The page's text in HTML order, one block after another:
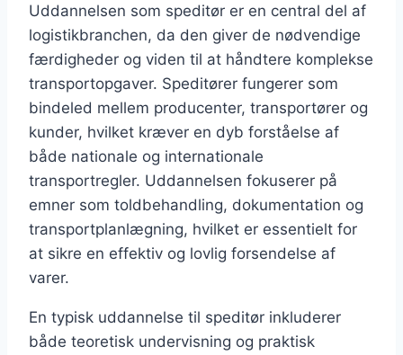
Uddannelsen som speditør er en central del af
logistikbranchen, da den giver de nødvendige
færdigheder og viden til at håndtere komplekse
transportopgaver. Speditører fungerer som
bindeled mellem producenter, transportører og
kunder, hvilket kræver en dyb forståelse af
både nationale og internationale
transportregler. Uddannelsen fokuserer på
emner som toldbehandling, dokumentation og
transportplanlægning, hvilket er essentielt for
at sikre en effektiv og lovlig forsendelse af
varer.
En typisk uddannelse til speditør inkluderer
både teoretisk undervisning og praktisk